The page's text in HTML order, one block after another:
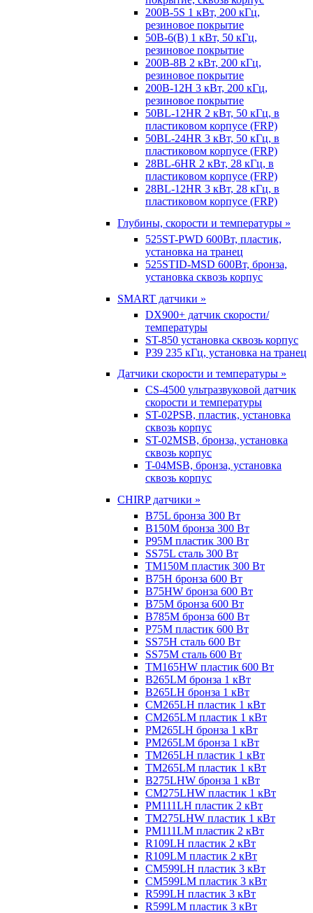
200B-5S 1 кВт, 200 кГц,
резиновое покрытие
50B-6(B) 1 кВт, 50 кГц,
резиновое покрытие
200B-8B 2 кВт, 200 кГц,
резиновое покрытие
200B-12H 3 кВт, 200 кГц,
резиновое покрытие
50BL-12HR 2 кВт, 50 кГц, в
пластиковом корпусе (FRP)
50BL-24HR 3 кВт, 50 кГц, в
пластиковом корпусе (FRP)
28BL-6HR 2 кВт, 28 кГц, в
пластиковом корпусе (FRP)
28BL-12HR 3 кВт, 28 кГц, в
пластиковом корпусе (FRP)
Глубины, скорости и температуры »
525ST-PWD 600Вт, пластик,
установка на транец
525STID-MSD 600Вт, бронза,
установка сквозь корпус
SMART датчики »
DX900+ датчик скорости/
температуры
ST-850 установка сквозь корпус
P39 235 кГц, установка на транец
Датчики скорости и температуры »
CS-4500 ультразвуковой датчик
скорости и температуры
ST-02PSB, пластик, установка
сквозь корпус
ST-02MSB, бронза, установка
сквозь корпус
T-04MSB, бронза, установка
сквозь корпус
CHIRP датчики »
B75L бронза 300 Вт
B150M бронза 300 Вт
P95M пластик 300 Вт
SS75L сталь 300 Вт
TM150M пластик 300 Вт
B75H бронза 600 Вт
B75HW бронза 600 Вт
B75M бронза 600 Вт
B785M бронза 600 Вт
P75M пластик 600 Вт
SS75H сталь 600 Вт
SS75M сталь 600 Вт
TM165HW пластик 600 Вт
B265LM бронза 1 кВт
B265LH бронза 1 кВт
CM265LH пластик 1 кВт
CM265LM пластик 1 кВт
PM265LH бронза 1 кВт
PM265LM бронза 1 кВт
TM265LH пластик 1 кВт
TM265LM пластик 1 кВт
B275LHW бронза 1 кВт
CM275LHW пластик 1 кВт
PM111LH пластик 2 кВт
TM275LHW пластик 1 кВт
PM111LM пластик 2 кВт
R109LH пластик 2 кВт
R109LM пластик 2 кВт
CM599LH пластик 3 кВт
CM599LM пластик 3 кВт
R599LH пластик 3 кВт
R599LM пластик 3 кВт